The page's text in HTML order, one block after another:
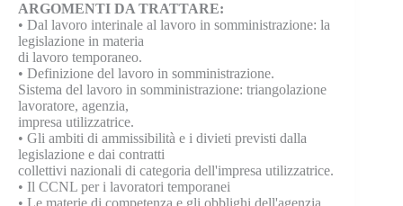
ARGOMENTI DA TRATTARE:
• Dal lavoro interinale al lavoro in somministrazione: la
legislazione in materia
di lavoro temporaneo.
• Definizione del lavoro in somministrazione.
Sistema del lavoro in somministrazione: triangolazione
lavoratore, agenzia,
impresa utilizzatrice.
• Gli ambiti di ammissibilità e i divieti previsti dalla
legislazione e dai contratti
collettivi nazionali di categoria dell'impresa utilizzatrice.
• Il CCNL per i lavoratori temporanei
• Le materie di competenza e gli obblighi dell'agenzia